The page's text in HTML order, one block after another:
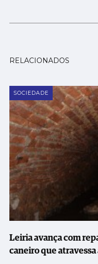
RELACIONADOS
SOCIEDADE
Leiria avança com
caneiro que atravessa